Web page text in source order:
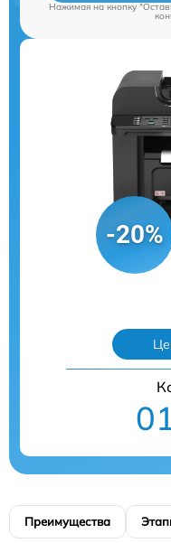
Нажимая на кнопку
-20%
Преимущества